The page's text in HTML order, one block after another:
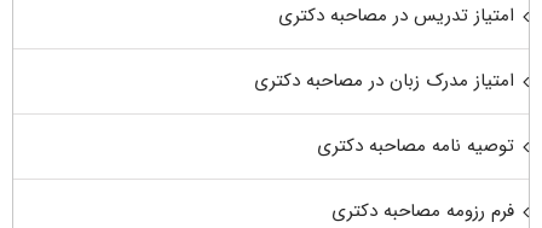
امتیاز تدریس در مصاحبه دکتری
امتیاز مدرک زبان در مصاحبه دکتری
توصیه نامه مصاحبه دکتری
فرم رزومه مصاحبه دکتری